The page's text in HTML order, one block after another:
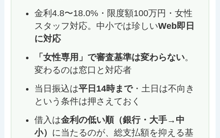
金利4.8〜18.0%・限度額100万円・女性
スタッフ対応。中小では珍しいWeb即日
に対応
「女性専用」で審査基準は変わらない。
変わるのは窓口と対応者
当日振込は平日14時まで・土日は不向き
という条件は押さえておく
借入は金利の低い順（銀行・大手→中
小） に当たるのが、総支払額を抑える基